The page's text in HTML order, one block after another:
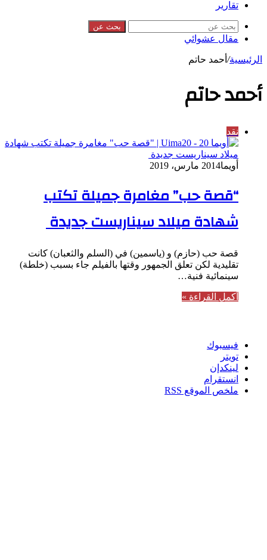
تقارير
بحث عن
مقال عشوائي
الرئيسية/ أحمد حاتم
أحمد حاتم
نقد
أويما2014 مارس، 2019
“قصة حب” مغامرة جميلة تكتب
شهادة ميلاد سيناريست جديدة
قصة حب (حازم) و (ياسمين) في (السلم والثعبان) كانت
تقليدية لكن تعلق الجمهور وقتها بالفيلم جاء بسبب (خلطة)
سينمائية فنية…
أكمل القراءة »
فيسبوك
تويتر
لينكدإن
انستقرام
ملخص الموقع RSS